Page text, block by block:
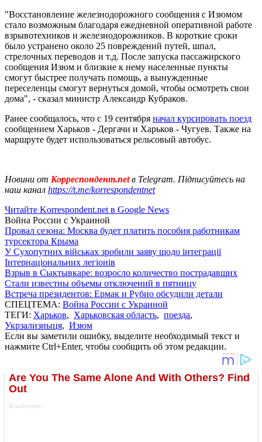
"Восстановление железнодорожного сообщения с Изюмом
стало возможным благодаря ежедневной оперативной работе
взрывотехников и железнодорожников. В короткие сроки
было устранено около 25 повреждений путей, шпал,
стрелочных переводов и т.д. После запуска пассажирского
сообщения Изюм и близкие к нему населенные пункты
смогут быстрее получать помощь, а вынужденные
переселенцы смогут вернуться домой, чтобы осмотреть свои
дома", - сказал министр Александр Кубраков.
Ранее сообщалось, что с 19 сентября начал курсировать поезд
сообщением Харьков - Дергачи и Харьков - Чугуев. Также на
маршруте будет использоваться рельсовый автобус.
Новини от Корреспондент.netв Telegram. Підписуйтесь на
наш канал https://t.me/korrespondentnet
Читайте Korrespondent.net в Google News
Война России с Украиной
Провал сезона: Москва будет платить пособия работникам
турсектора Крыма
У Сухопутних військах зробили заяву щодо інтеграції
Інтернаціональних легіонів
Взрыв в Сыктывкаре: возросло количество пострадавших
Стали известны объемы отключений в пятницу
Встреча президентов: Ермак и Рубио обсудили детали
СПЕЦТЕМА: Война России с Украиной
ТЕГИ: Харьков, Харьковская область, поезда,
Укрзализныця, Изюм
Если вы заметили ошибку, выделите необходимый текст и
нажмите Ctrl+Enter, чтобы сообщить об этом редакции.